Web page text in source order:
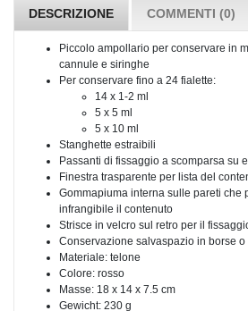
DESCRIZIONE COMMENTI (0)
Piccolo ampollario per conservare in
cannule e siringhe
Per conservare fino a 24 fialette:
14 x 1-2 ml
5 x 5 ml
5 x 10 ml
Stanghette estraibili
Passanti di fissaggio a scomparsa su
Finestra trasparente per lista del
Gommapiuma interna sulle pareti che
infrangibile il contenuto
Strisce in velcro sul retro per il
Conservazione salvaspazio in borse
Materiale: telone
Colore: rosso
Masse: 18 x 14 x 7.5 cm
Gewicht: 230 g